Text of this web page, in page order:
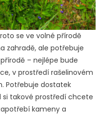
se ve volné přírodě
zahradě, ale potřebuje
– nejlépe bude
v prostředí rašelinovém
Potřebuje dostatek
si takové prostředí chcete
kameny a